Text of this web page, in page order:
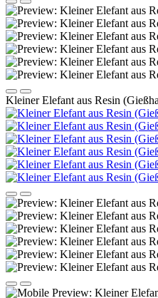
Kleiner Elefant aus Resin